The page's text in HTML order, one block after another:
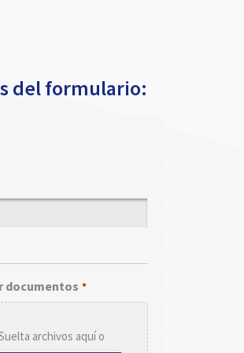
del formulario:
documentos *
archivos aquí o